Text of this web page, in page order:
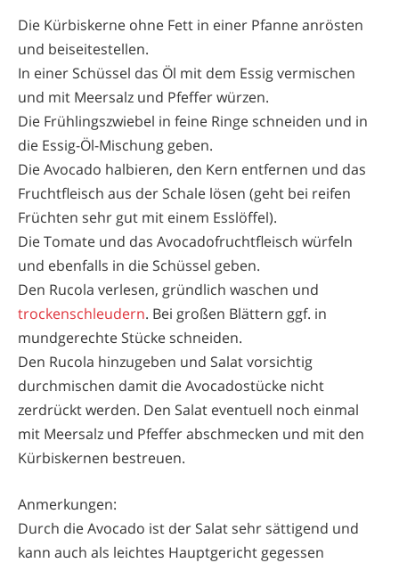
Die Kürbiskerne ohne Fett in einer Pfanne anrösten
und beiseitestellen.
In einer Schüssel das Öl mit dem Essig vermischen
und mit Meersalz und Pfeffer würzen.
Die Frühlingszwiebel in feine Ringe schneiden und in
die Essig-Öl-Mischung geben.
Die Avocado halbieren, den Kern entfernen und das
Fruchtfleisch aus der Schale lösen (geht bei reifen
Früchten sehr gut mit einem Esslöffel).
Die Tomate und das Avocadofruchtfleisch würfeln
und ebenfalls in die Schüssel geben.
Den Rucola verlesen, gründlich waschen und
trockenschleudern. Bei großen Blättern ggf. in
mundgerechte Stücke schneiden.
Den Rucola hinzugeben und Salat vorsichtig
durchmischen damit die Avocadostücke nicht
zerdrückt werden. Den Salat eventuell noch einmal
mit Meersalz und Pfeffer abschmecken und mit den
Kürbiskernen bestreuen.
Anmerkungen:
Durch die Avocado ist der Salat sehr sättigend und
kann auch als leichtes Hauptgericht gegessen